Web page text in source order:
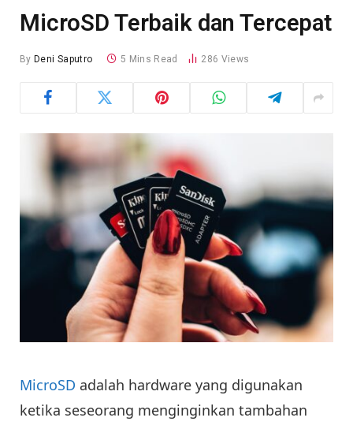
MicroSD Terbaik dan Tercepat
By Deni Saputro 5 Mins Read 286 Views
MicroSD adalah hardware yang digunakan
ketika seseorang menginginkan tambahan